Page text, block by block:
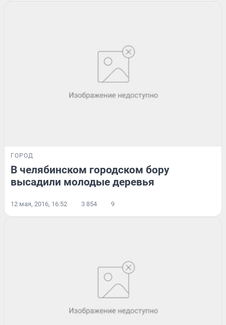
ГОРОД
В челябинском городском бору
высадили молодые деревья
12 мая, 2016, 16:52 3 854 9